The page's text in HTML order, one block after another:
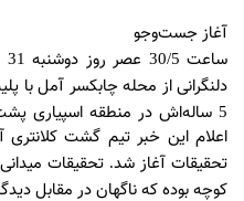
آغاز جست‌وجو
ساعت 30/5 عصر روز دوشنبه 31
دلنگرانی از محله چابکسر آمل با
5 ساله‌اش در منطقه اسپیاری
اعلام این خبر تیم گشت کلانتری
تحقیقات آغاز شد.تحقیقات
کوچه بوده که ناگهان در مقابل